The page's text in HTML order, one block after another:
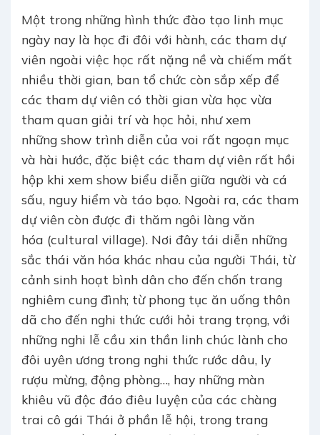
Một trong những hình thức đào tạo linh mục
ngày nay là học đi đôi với hành, các tham dự
viên ngoài việc học rất nặng nề và chiếm mất
nhiều thời gian, ban tổ chức còn sắp xếp để
các tham dự viên có thời gian vừa học vừa
tham quan giải trí và học hỏi, như xem
những show trình diễn của voi rất ngoạn mục
và hài hước, đặc biệt các tham dự viên rất hồi
hộp khi xem show biểu diễn giữa người và cá
sấu, nguy hiểm và táo bạo. Ngoài ra, các tham
dự viên còn được đi thăm ngôi làng văn
hóa (cultural village). Nơi đây tái diễn những
sắc thái văn hóa khác nhau của người Thái, từ
cảnh sinh hoạt bình dân cho đến chốn trang
nghiêm cung đình; từ phong tục ăn uống thôn
dã cho đến nghi thức cưới hỏi trang trọng, với
những nghi lễ cầu xin thần linh chúc lành cho
đôi uyên ương trong nghi thức rước dâu, ly
rượu mừng, động phòng…, hay những màn
khiêu vũ độc đáo điêu luyện của các chàng
trai cô gái Thái ở phần lễ hội, trong trang